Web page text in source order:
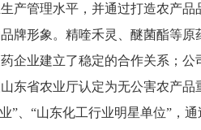
产管理水平，并通过打造农产
牌形象。精喹禾灵、醚菌酯等
企业建立了稳定的合作关系；
东省农业厅认定为无公害农产
”、“山东化工行业明星单位”，通